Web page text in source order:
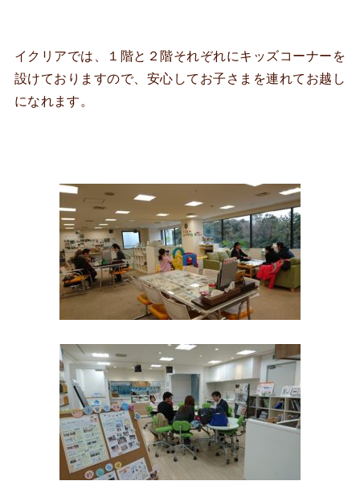
イクリアでは、１階と２階それぞれにキッズコーナーを
設けておりますので、安心してお子さまを連れてお越し
になれます。